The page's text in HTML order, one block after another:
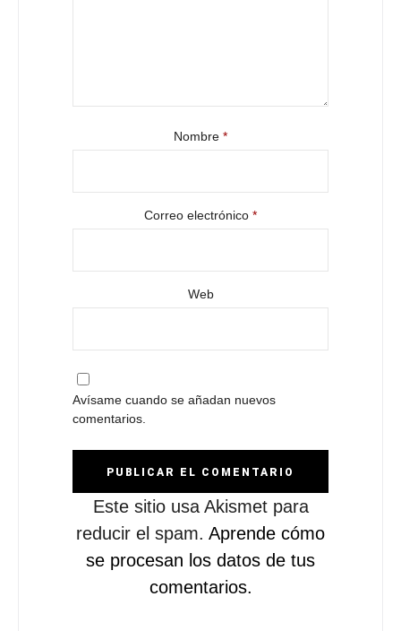
Nombre *
Correo electrónico *
Web
Avísame cuando se añadan nuevos
comentarios.
Este sitio usa Akismet para
reducir el spam. Aprende cómo
se procesan los datos de tus
comentarios.